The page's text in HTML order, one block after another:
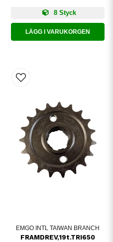
8 Styck
LÄGG I VARUKORGEN
EMGO INTL TAIWAN BRANCH
FRAMDREV,19t.TRI650